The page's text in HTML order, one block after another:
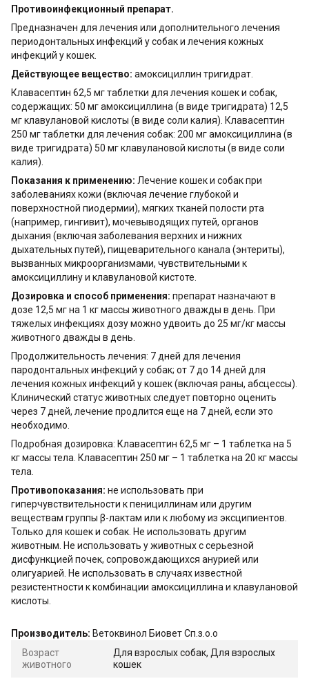
Противоинфекционный препарат.
Предназначен для лечения или дополнительного лечения
периодонтальных инфекций у собак и лечения кожных
инфекций у кошек.
Действующее вещество: амоксициллин тригидрат.
Клавасептин 62,5 мг таблетки для лечения кошек и собак,
содержащих: 50 мг амоксициллина (в виде тригидрата) 12,5
мг клавулановой кислоты (в виде соли калия). Клавасептин
250 мг таблетки для лечения собак: 200 мг амоксициллина (в
виде тригидрата) 50 мг клавулановой кислоты (в виде соли
калия).
Показания к применению: Лечение кошек и собак при
заболеваниях кожи (включая лечение глубокой и
поверхностной пиодермии), мягких тканей полости рта
(например, гингивит), мочевыводящих путей, органов
дыхания (включая заболевания верхних и нижних
дыхательных путей), пищеварительного канала (энтериты),
вызванных микроорганизмами, чувствительными к
амоксициллину и клавулановой кистоте.
Дозировка и способ применения: препарат назначают в
дозе 12,5 мг на 1 кг массы животного дважды в день. При
тяжелых инфекциях дозу можно удвоить до 25 мг/кг массы
животного дважды в день.
Продолжительность лечения: 7 дней для лечения
пародонтальных инфекций у собак; от 7 до 14 дней для
лечения кожных инфекций у кошек (включая раны, абсцессы).
Клинический статус животных следует повторно оценить
через 7 дней, лечение продлится еще на 7 дней, если это
необходимо.
Подробная дозировка: Клавасептин 62,5 мг – 1 таблетка на 5
кг массы тела. Клавасептин 250 мг – 1 таблетка на 20 кг массы
тела.
Противопоказания: не использовать при
гиперчувствительности к пенициллинам или другим
веществам группы β-лактам или к любому из эксципиентов.
Только для кошек и собак. Не использовать другим
животным. Не использовать у животных с серьезной
дисфункцией почек, сопровождающихся анурией или
олигуарией. Не использовать в случаях известной
резистентности к комбинации амоксициллина и клавулановой
кислоты.
Производитель: Ветоквинол Биовет Сп.з.о.о
Возраст
животного
Для взрослых собак, Для взрослых
кошек